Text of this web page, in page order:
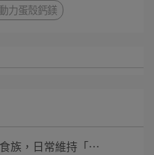
力蛋殼鈣鎂
族，日常維持「⋯